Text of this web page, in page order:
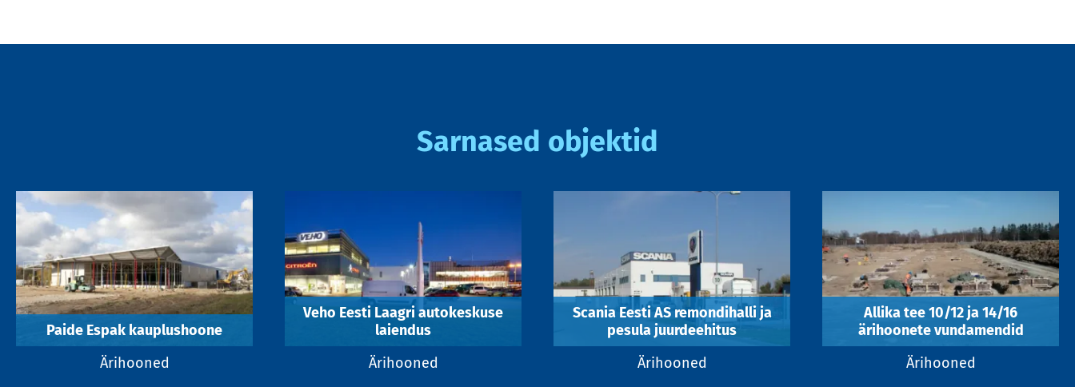
Sarnased objektid
Paide Espak kauplushoone
Ärihooned
Veho Eesti Laagri autokeskuse
laiendus
Ärihooned
Scania Eesti AS remondihalli ja
pesula juurdeehitus
Ärihooned
Allika tee 10/12 ja 14/16
ärihoonete vundamendid
Ärihooned